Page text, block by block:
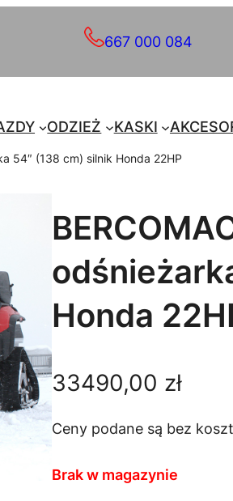
667 000 084
ODZIEŻ KASKI
54″ (138 cm) silnik Honda 22HP
Honda
33490,00 zł
Ceny podane są bez
Brak w magazynie